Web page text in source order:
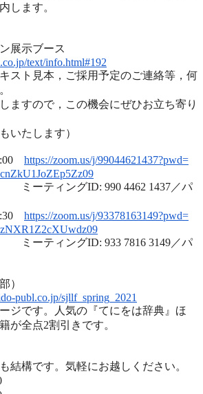
します。
展示ブース
text/info.html#192
スト見本，ご採用予定のご連絡等， 何
ますので， この機会にぜひお立ち寄り
ご対応もいたします）
https://zoom.us/j/99044621437?pwd=
09
ID: 990 4462 1437／パ
https://zoom.us/j/93378163149?pwd=
09
ID: 933 7816 3149／パ
）
publ.co.jp/sjllf_spring_2021
ジです。人気の『てにをは辞典』ほ
が全点2割引きです。
結構です。気軽にお越しください。